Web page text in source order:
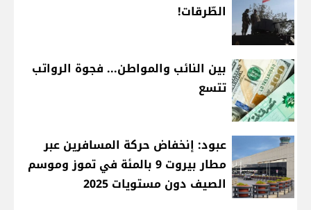
الطّرقات!
بين النائب والمواطن... فجوة الرواتب
تتسع
عبود: إنخفاض حركة المسافرين عبر
مطار بيروت 9 بالمئة في تموز وموسم
الصيف دون مستويات 2025